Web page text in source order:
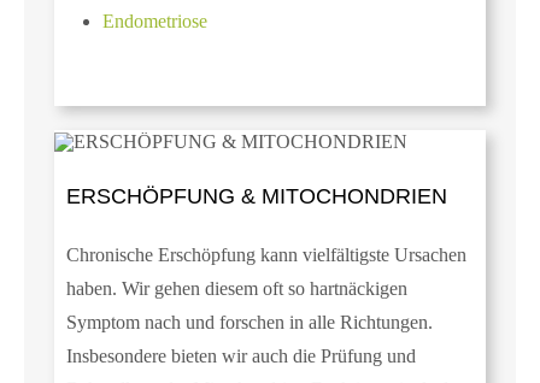
Endometriose
ERSCHÖPFUNG & MITOCHONDRIEN
Chronische Erschöpfung kann vielfältigste Ursachen
haben. Wir gehen diesem oft so hartnäckigen
Symptom nach und forschen in alle Richtungen.
Insbesondere bieten wir auch die Prüfung und